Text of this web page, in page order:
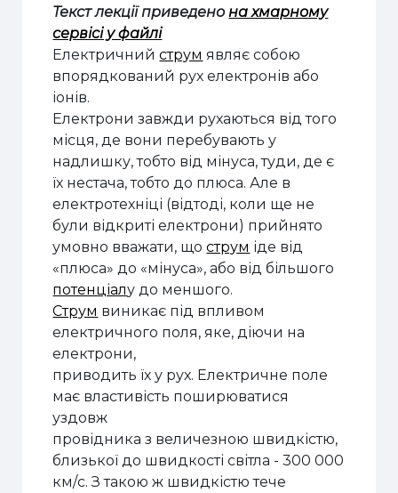
Текст лекції приведено на хмарному
сервісі у файлі
Електричнийструм являє собою
впорядкований рух електронів або
іонів.
Електрони завжди рухаються від того
місця, де вони перебувають у
надлишку, тобто від мінуса, туди, де є
їх нестача, тобто до плюса. Але в
електротехніці (відтоді, коли ще не
були відкриті електрони) прийнято
умовно вважати, щострум іде від
«плюса» до «мінуса», або від більшого
потенціалу до меншого.
Струм виникає під впливом
електричного поля, яке, діючи на
електрони,
приводить їх у рух. Електричне поле
має властивість поширюватися
уздовж
провідника з величезною швидкістю,
близької до швидкості світла - 300 000
км/с. З такою ж швидкістю тече